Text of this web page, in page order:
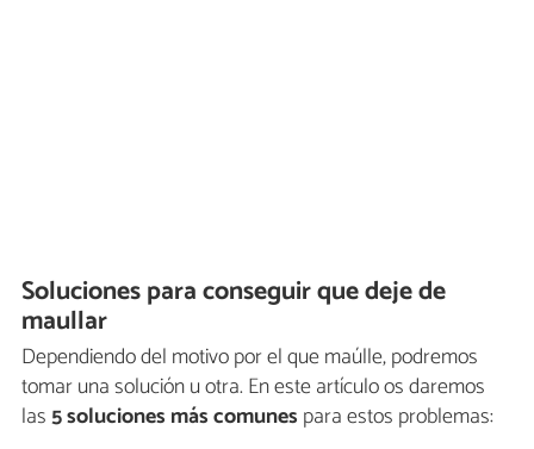
Soluciones para conseguir que deje de
maullar
Dependiendo del motivo por el que maúlle, podremos
tomar una solución u otra. En este artículo os daremos
las5 soluciones más comunes para estos problemas: